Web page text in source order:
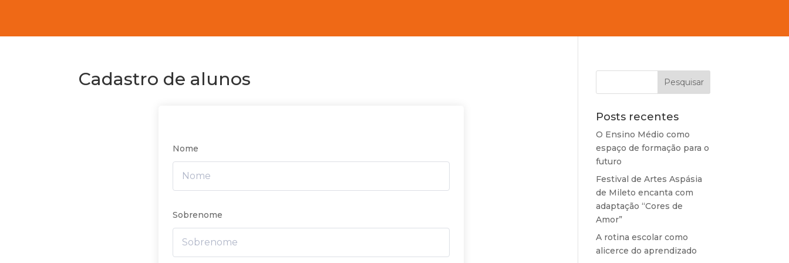
Cadastro de alunos
Nome
Sobrenome
Posts recentes
O Ensino Médio como
espaço de formação para o
futuro
Festival de Artes Aspásia
de Mileto encanta com
adaptação “Cores de
Amor”
A rotina escolar como
alicerce do aprendizado